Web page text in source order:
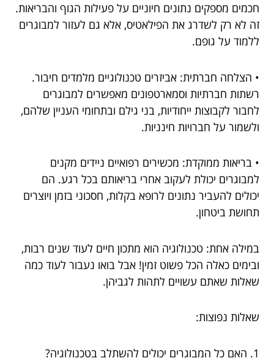
חכמים מספקים נתונים חיוניים על פעילות הגוף והבריאות.
זה לא רק לשדרג את הפילאטיס, אלא גם לעזור למבוגרים
ללמוד על גופם.
• הצלחה חברתית: אביזרים טכנולוגיים מלמדים חיבור.
רשתות חברתיות וסמארטפונים מאפשרים למבוגרים
לחבור לקבוצות ייחודיות, בני גילם ובתחומי העניין שלהם,
ולשמור על חברויות חינניות.
• בריאות ממוקדת: מכשירים רפואיים ניידים מקנים
למבוגרים יכולת לעקוב אחרי בריאותם בכל רגע. הם
יכולים להעביר נתונים לרופא בקלות, חסכוני בזמן ויוצרים
תחושת ביטחון.
במילה אחת: טכנולוגיה הוא מתכון חיים לעוד שנים רבות,
ובימים כאלה הכל פשוט זמין! אבל בואו נעבור לעוד כמה
שאלות שאתם עשויים לתהות לגביהן.
שאלות נפוצות:
1. האם כל המבוגרים יכולים להשתלב בטכנולוגיה?